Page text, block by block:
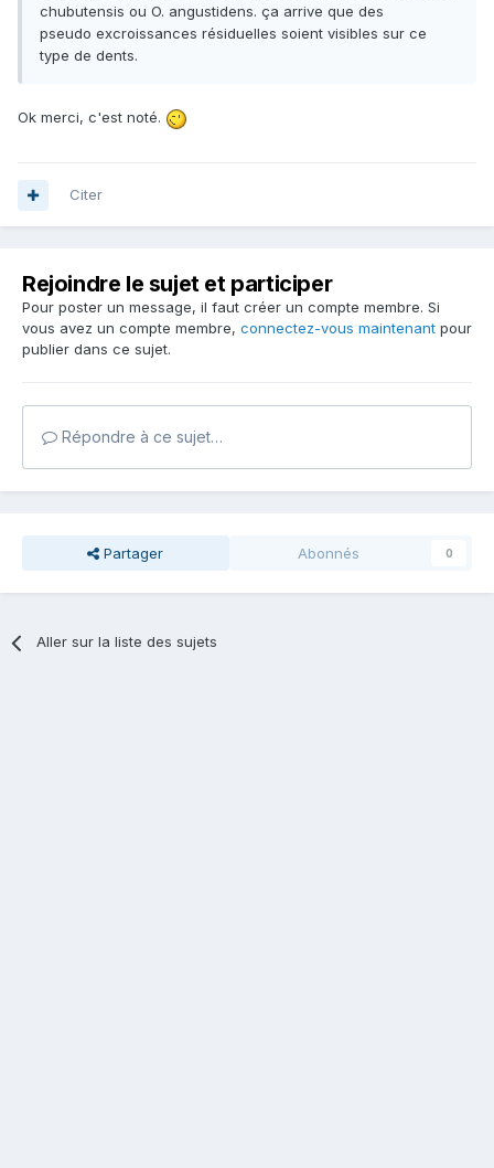
chubutensis ou O. angustidens. ça arrive que des
pseudo excroissances résiduelles soient visibles sur ce
type de dents.
Ok merci, c'est noté.
Citer
Rejoindre le sujet et participer
Pour poster un message, il faut créer un compte membre. Si
vous avez un compte membre, connectez-vous maintenant pour
publier dans ce sujet.
Répondre à ce sujet…
Partager Abonnés 0
Aller sur la liste des sujets